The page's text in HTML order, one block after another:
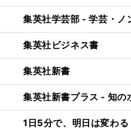
集英社学芸部 - 学芸・ノ
集英社ビジネス書
集英社新書
集英社新書プラス - 知の
1日5分で、明日は変わ